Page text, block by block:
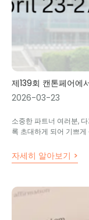
제139회 캔톤페어에
2026-03-23
소중한 파트너 여러분,
록 초대하게 되어 기쁘게
자세히 알아보기 >